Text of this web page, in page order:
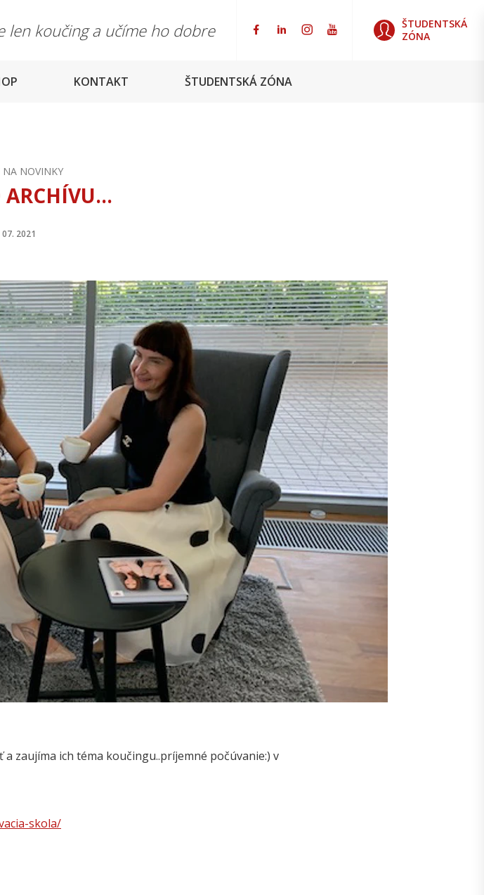
len koučing a učíme ho dobre
ŠTUDENTSKÁ
ZÓNA
KONTAKT ŠTUDENTSKÁ ZÓNA
NA NOVINKY
07. 2021
zaujíma ich téma koučingu..príjemné počúvanie:) v
skola/